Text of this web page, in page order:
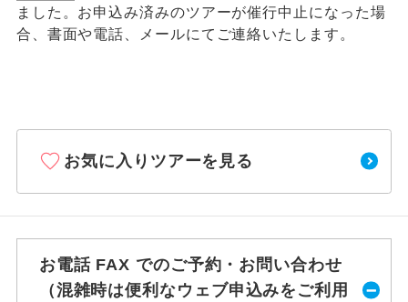
ました。お申込み済みのツアーが催行中止になった場
合、書面や電話、メールにてご連絡いたします。
お気に入りツアーを見る
お電話 FAX でのご予約・お問い合わせ
（混雑時は便利なウェブ申込みをご利用